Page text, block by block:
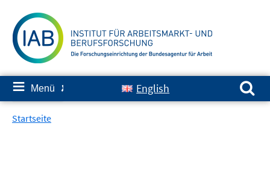
zum
Inhalt
≡ Menü ✘ English
Suchen nach:
Startseite